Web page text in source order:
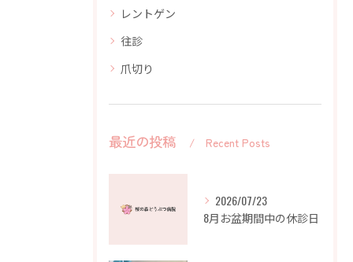
レントゲン
往診
爪切り
最近の投稿 Recent Posts
2026/07/23
8月お盆期間中の休診日